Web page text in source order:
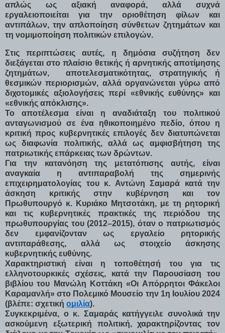
απλώς ως αξιακή αναφορά, αλλά συχνά
εργαλειοποιείται για την οριοθέτηση φίλων και
αντιπάλων, την απλοποίηση σύνθετων ζητημάτων και
τη νομιμοποίηση πολιτικών επιλογών.
Στις περιπτώσεις αυτές, η δημόσια συζήτηση δεν
διεξάγεται στο πλαίσιο θετικής ή αρνητικής αποτίμησης
ζητημάτων, αποτελεσματικότητας, στρατηγικής ή
θεσμικών περιορισμών, αλλά οργανώνεται γύρω από
διχοτομικές αξιολογήσεις περί «εθνικής ευθύνης» και
«εθνικής απόκλισης».
Το αποτέλεσμα είναι η αναδιάταξη του πολιτικού
ανταγωνισμού σε ένα ηθικοποιημένο πεδίο, όπου η
κριτική προς κυβερνητικές επιλογές δεν διατυπώνεται
ως διαφωνία πολιτικής, αλλά ως αμφισβήτηση της
πατριωτικής επάρκειας των δρώντων.
Για την κατανόηση της μετατόπισης αυτής, είναι
αναγκαία η αντιπαραβολή της σημερινής
επιχειρηματολογίας του κ. Αντώνη Σαμαρά κατά την
άσκηση κριτικής στην κυβέρνηση και τον
Πρωθυπουργό κ. Κυριάκο Μητσοτάκη, με τη ρητορική
και τις κυβερνητικές πρακτικές της περιόδου της
πρωθυπουργίας του (2012–2015), όταν ο πατριωτισμός
δεν εμφανίζονταν ως εργαλείο ρητορικής
αντιπαράθεσης, αλλά ως στοιχείο άσκησης
κυβερνητικής ευθύνης.
Χαρακτηριστική είναι η τοποθέτησή του για τις
ελληνοτουρκικές σχέσεις, κατά την Παρουσίαση του
βιβλίου του Μανώλη Κοττάκη «Οι Απόρρητοι Φάκελοι
Καραμανλή» στο Πολεμικό Μουσείο την 1η Ιουλίου 2024
(βλέπε: σχετική ομιλία).
Συγκεκριμένα, ο κ. Σαμαράς κατήγγειλε συνολικά την
ασκούμενη εξωτερική πολιτική, χαρακτηρίζοντας τον